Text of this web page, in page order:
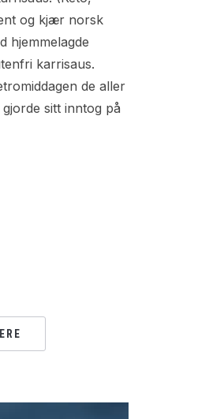
og kjær norsk
hjemmelagde
karrisaus.
de aller
sitt inntog på